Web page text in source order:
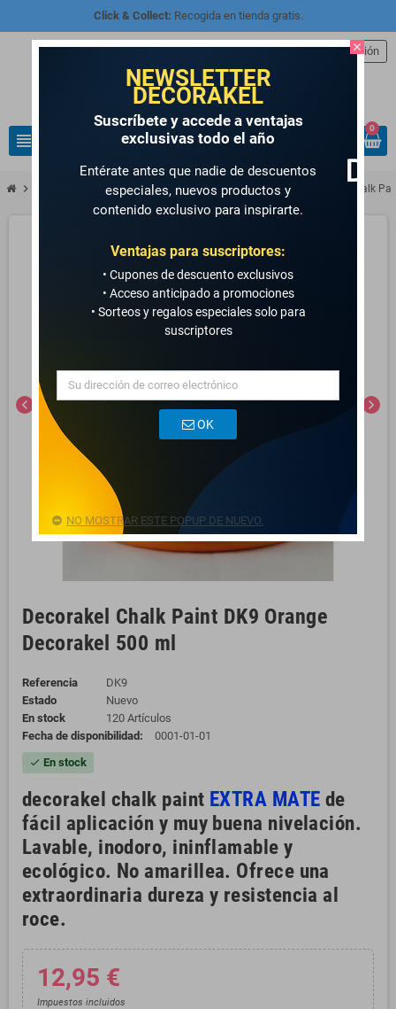
Click & Collect: Recogida en tienda gratis.
view_headline
personIniciar sesión
0
chevron_right MANUALIDADES Y ARTE chevron_right PINTURAS PARA MANUALIDADES Chalk
chevron_left chevron_right
Decorakel Chalk Paint DK9 Orange
Decorakel 500 ml
Referencia
DK9
Estado
Nuevo
En stock
120 Artículos
Fecha de disponibilidad:
0001-01-01
check En stock
decorakel chalk paint EXTRA MATE de
fácil aplicación y muy buena nivelación.
Lavable, inodoro, ininflamable y
ecológico. No amarillea. Ofrece una
extraordinaria dureza y resistencia al
roce.
12,95 €
Impuestos incluidos
close
NEWSLETTER
DECORAKEL
Suscríbete y accede a ventajas
exclusivas todo el año
Entérate antes que nadie de descuentos
especiales, nuevos productos y
contenido exclusivo para inspirarte.
Ventajas para suscriptores:
• Cupones de descuento exclusivos
• Acceso anticipado a promociones
• Sorteos y regalos especiales solo para
suscriptores
OK
NO MOSTRAR ESTE POPUP DE NUEVO.